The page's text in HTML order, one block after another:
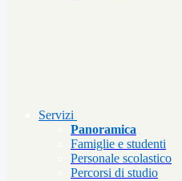
Servizi
Panoramica
Famiglie e studenti
Personale scolastico
Percorsi di studio